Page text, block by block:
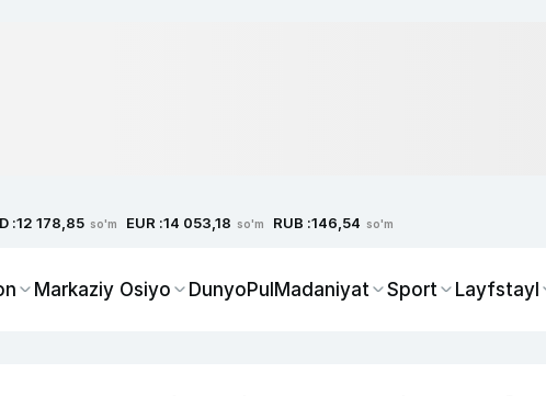
:12 178,85 so'm EUR :14 053,18 so'm RUB :146,54 so'm
Markaziy Osiyo DunyoPulMadaniyat Sport Layfstayl